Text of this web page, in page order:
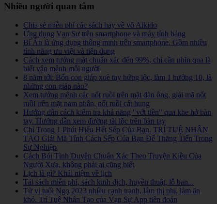
Nhiều người quan tâm
Chia sẻ miễn phí các sách hay về võ Aikido
Ứng dụng Vạn Sự trên smartphone và máy tính bảng
Bí Ẩn là ứng dụng thông minh trên smartphone. Gồm nhiều
tính năng ưu việt và tiện dụng
Cách xem tướng mặt chuẩn xác đến 99%, chỉ cần nhìn qua là
biết vận mệnh mỗi người
8 năm tới: Bốn con giáp xoè tay hứng lộc, làm 1 hưởng 10, là
những con giáp nào?
Xem tướng mệnh các nốt ruồi trên mặt đàn ông, giải mã nốt
ruồi trên mặt nam nhân, nốt ruồi cát hung
Hướng dẫn cách kiểm tra khả năng "vớt tiền" qua khe hở bàn
tay. Hướng dẫn xem đường tài lộc trên bàn tay
Chỉ Trong 1 Phút Hiểu Hết Sếp Của Bạn. TRÍ TUỆ NHÂN
TẠO Giải Mã Tính Cách Sếp Của Bạn Để Thăng Tiến Trong
Sự Nghiệp
Cách Bói Tình Duyên Chuẩn Xác Theo Truyện Kiều Của
Người Xưa, không phải ai cũng biết
Lịch là gì? Khái niệm về lịch
Tải sách miễn phí, sách kinh dịch, huyền thuật, lỗ ban...
Tử vi tuổi Ngọ 2023 nhiều cạnh tranh, lắm thị phi, làm ăn
khó. Trí Tuệ Nhân Tạo của Vạn Sự App tiên đoán